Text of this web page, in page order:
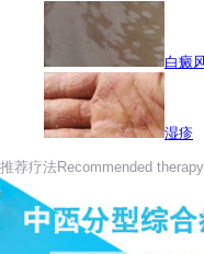
白癜
湿疹
推荐疗法Recommended therapy